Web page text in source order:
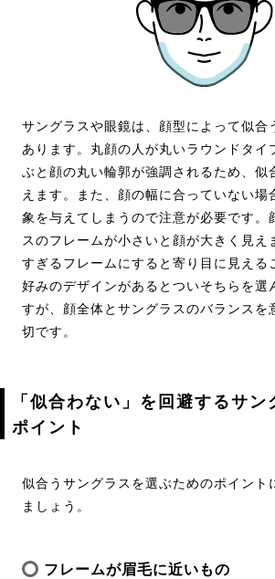
サングラスや眼鏡は、顔型によって似合
あります。丸顔の人が丸いラウンドタイ
ぶと顔の丸い輪郭が強調されるため、似
えます。また、顔の幅に合っていない場
象を与えてしまうので注意が必要です。
スのフレームが小さいと顔が大きく見え
すぎるフレームにすると寄り目に見える
好みのデザインがあるとついそちらを選
すが、顔全体とサングラスのバランスを
切です。
「似合わない」を回避するサン
ポイント
似合うサングラスを選ぶためのポイント
ましょう。
フレームが眉毛に近いもの